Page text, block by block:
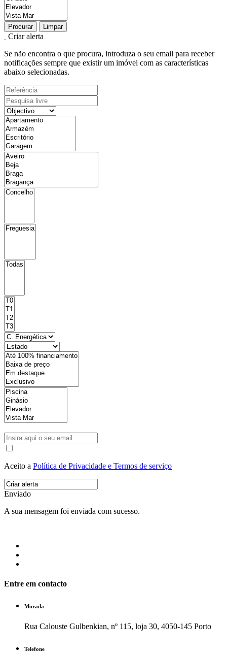
Procurar Limpar
Criar alerta
Se não encontra o que procura, introduza o seu email para receber
notificações sempre que existir um imóvel com as características
abaixo selecionadas.
Aceito a Política de Privacidade e Termos de serviço
Enviado
A sua mensagem foi enviada com sucesso.
Entre em contacto
Morada
Rua Calouste Gulbenkian, nº 115, loja 30, 4050-145 Porto
Telefone